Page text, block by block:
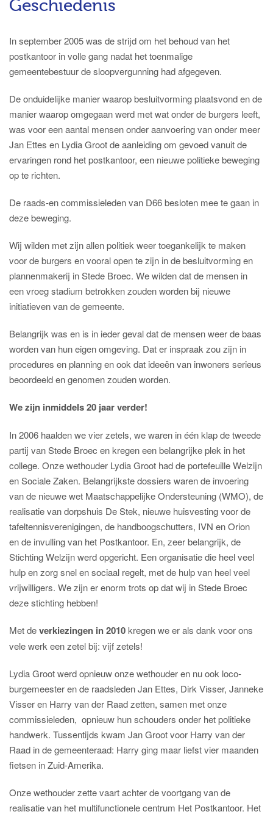
Geschiedenis
In september 2005 was de strijd om het behoud van het
postkantoor in volle gang nadat het toenmalige
gemeentebestuur de sloopvergunning had afgegeven.
De onduidelijke manier waarop besluitvorming plaatsvond en de
manier waarop omgegaan werd met wat onder de burgers leeft,
was voor een aantal mensen onder aanvoering van onder meer
Jan Ettes en Lydia Groot de aanleiding om gevoed vanuit de
ervaringen rond het postkantoor, een nieuwe politieke beweging
op te richten.
De raads-en commissieleden van D66 besloten mee te gaan in
deze beweging.
Wij wilden met zijn allen politiek weer toegankelijk te maken
voor de burgers en vooral open te zijn in de besluitvorming en
plannenmakerij in Stede Broec. We wilden dat de mensen in
een vroeg stadium betrokken zouden worden bij nieuwe
initiatieven van de gemeente.
Belangrijk was en is in ieder geval dat de mensen weer de baas
worden van hun eigen omgeving. Dat er inspraak zou zijn in
procedures en planning en ook dat ideeën van inwoners serieus
beoordeeld en genomen zouden worden.
We zijn inmiddels 20 jaar verder!
In 2006 haalden we vier zetels, we waren in één klap de tweede
partij van Stede Broec en kregen een belangrijke plek in het
college. Onze wethouder Lydia Groot had de portefeuille Welzijn
en Sociale Zaken. Belangrijkste dossiers waren de invoering
van de nieuwe wet Maatschappelijke Ondersteuning (WMO), de
realisatie van dorpshuis De Stek, nieuwe huisvesting voor de
tafeltennisverenigingen, de handboogschutters, IVN en Orion
en de invulling van het Postkantoor. En, zeer belangrijk, de
Stichting Welzijn werd opgericht. Een organisatie die heel veel
hulp en zorg snel en sociaal regelt, met de hulp van heel veel
vrijwilligers. We zijn er enorm trots op dat wij in Stede Broec
deze stichting hebben!
Met deverkiezingen in 2010kregen we er als dank voor ons
vele werk een zetel bij: vijf zetels!
Lydia Groot werd opnieuw onze wethouder en nu ook loco-
burgemeester en de raadsleden Jan Ettes, Dirk Visser, Janneke
Visser en Harry van der Raad zetten, samen met onze
commissieleden, opnieuw hun schouders onder het politieke
handwerk. Tussentijds kwam Jan Groot voor Harry van der
Raad in de gemeenteraad: Harry ging maar liefst vier maanden
fietsen in Zuid-Amerika.
Onze wethouder zette vaart achter de voortgang van de
realisatie van het multifunctionele centrum Het Postkantoor. Het